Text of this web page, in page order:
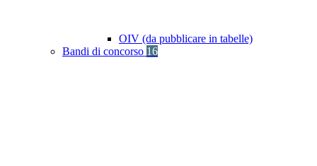
OIV (da pubblicare in tabelle)
Bandi di concorso 16